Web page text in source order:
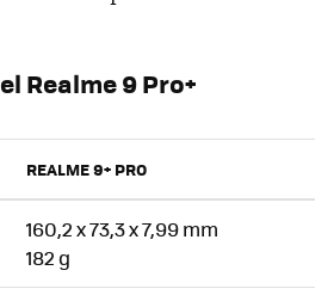
Realme 9 Pro+
REALME 9+ PRO
160,2 x 73,3 x 7,99 mm
182 g